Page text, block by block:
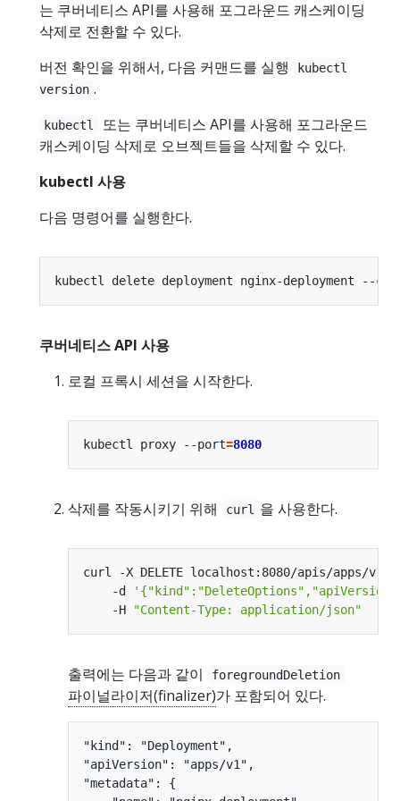
는 쿠버네티스 API를 사용해 포그라운드 캐스케이딩
삭제로 전환할 수 있다.
버전 확인을 위해서, 다음 커맨드를 실행
kubectl
version .
kubectl
또는 쿠버네티스 API를 사용해 포그라운드
캐스케이딩 삭제로 오브젝트들을 삭제할 수 있다.
kubectl 사용
다음 명령어를 실행한다.
kubectl delete deployment nginx-deployment --
쿠버네티스 API 사용
로컬 프록시 세션을 시작한다.
kubectl proxy --port=8080
삭제를 작동시키기 위해 curl 을 사용한다.
curl -X DELETE localhost:8080/apis/apps/v1/
    -d
    -H
"Content-Type: application/json"
출력에는 다음과 같이 foregroundDeletion
파이널라이저(finalizer)가 포함되어 있다.
"kind": "Deployment",
"apiVersion": "apps/v1",
"metadata": {